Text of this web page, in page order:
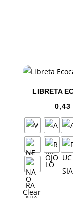
LIBRETA
0,43
Clear